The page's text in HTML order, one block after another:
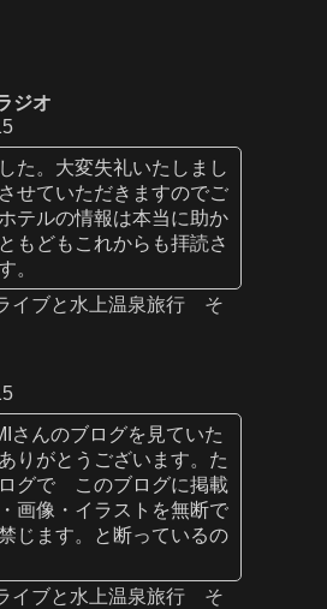
ジオ
た。大変失礼いたしまし
せていただきますのでご
テルの情報は本当に助か
もどもこれからも拝読さ
。
イブと水上温泉旅行 そ
さんのブログを見ていた
りがとうございます。た
グで このブログに掲載
画像・イラストを無断で
じます。と断っているの
イブと水上温泉旅行 そ